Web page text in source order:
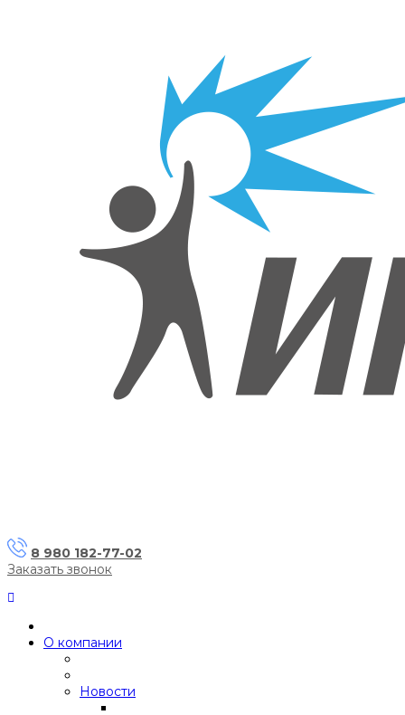
8 980 182-77-02
Заказать звонок
О компании
Новости